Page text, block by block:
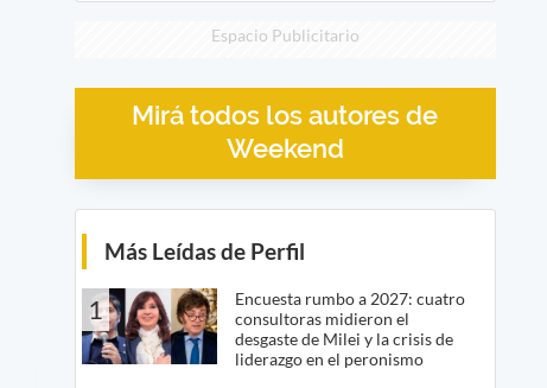
Espacio Publicitario
Mirá todos los autores de
Weekend
Más Leídas de Perfil
1
Encuesta rumbo a 2027: cuatro
consultoras midieron el
desgaste de Milei y la crisis de
liderazgo en el peronismo